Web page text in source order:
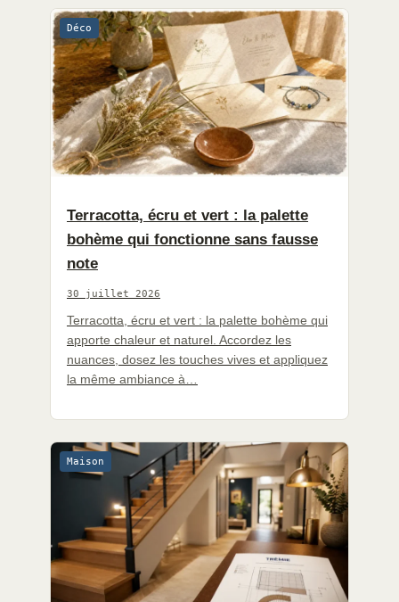
Déco
Terracotta, écru et vert : la palette
bohème qui fonctionne sans fausse
note
30 juillet 2026
Terracotta, écru et vert : la palette bohème qui
apporte chaleur et naturel. Accordez les
nuances, dosez les touches vives et appliquez
la même ambiance à…
Maison